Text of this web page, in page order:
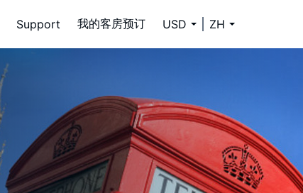
Support 我的客房预订 USD ZH